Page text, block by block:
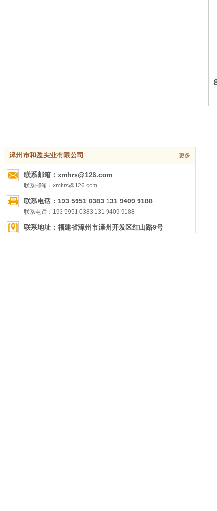
漳州市和盈实业有限公司 更多
联系邮箱：xmhrs@126.com
联系邮箱：xmhrs@126.com
联系电话：193 5951 0383 131 9409 9188
联系电话：193 5951 0383 131 9409 9188
联系地址：福建省漳州市漳州开发区红山路9号